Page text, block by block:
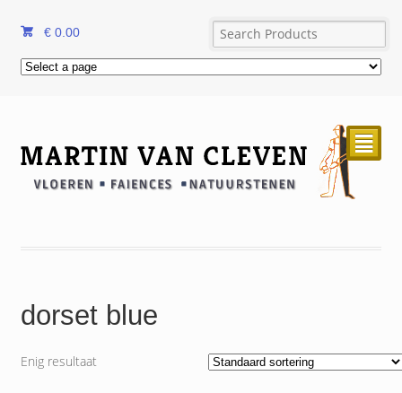
€ 0.00
²
dorset blue
Enig resultaat